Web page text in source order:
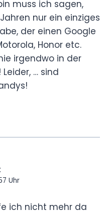
muss ich sagen,
nur ein einziges
der einen Google
Honor etc.
irgendwo in der
… sind
Uhr
ich nicht mehr da